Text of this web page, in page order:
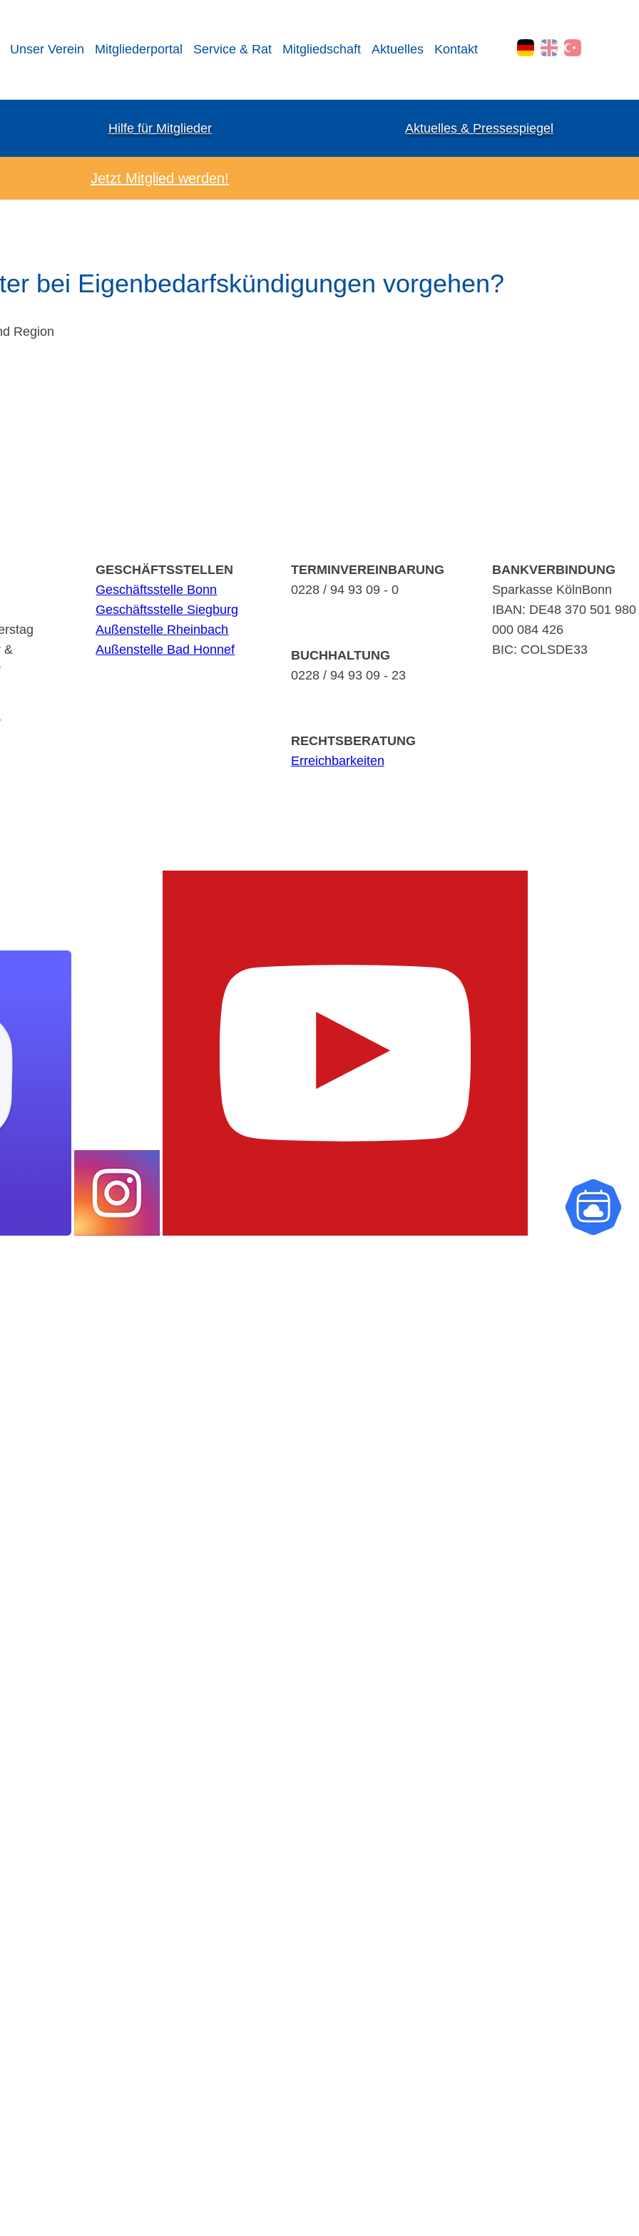
Unser Verein Mitgliederportal Service & Rat Mitgliedschaft Aktuelles Kontakt
Hilfe für Mitglieder Aktuelles & Pressespiegel
Jetzt Mitglied werden!
bei Eigenbedarfskündigungen vorgehen?
Region
&
GESCHÄFTSSTELLEN
Geschäftsstelle Bonn
Geschäftsstelle Siegburg
Außenstelle Rheinbach
Außenstelle Bad Honnef
TERMINVEREINBARUNG
0228 / 94 93 09 - 0
BUCHHALTUNG
0228 / 94 93 09 - 23
RECHTSBERATUNG
Erreichbarkeiten
BANKVERBINDUNG
Sparkasse KölnBonn
IBAN: DE48 370 501 980
000 084 426
BIC: COLSDE33